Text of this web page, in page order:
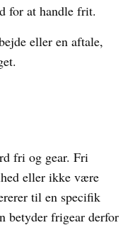
for at handle frit.
eller en aftale,
fri og gear. Fri
eller ikke være
til en specifik
betyder frigear derfor